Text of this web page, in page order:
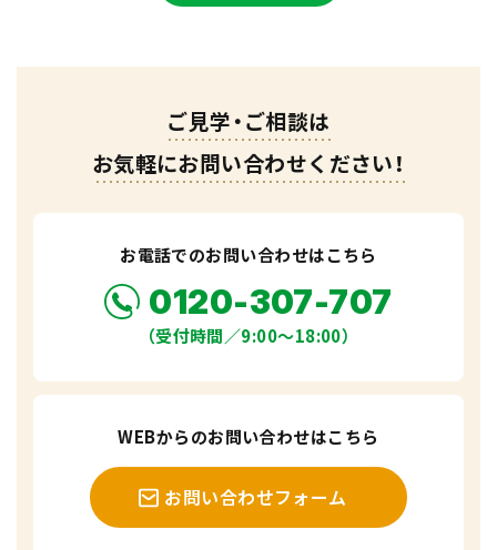
ご見学・ご相談は
お気軽にお問い合わせください！
お電話でのお問い合わせはこちら
0120-307-707
（受付時間／9:00〜18:00）
WEBからのお問い合わせはこちら
お問い合わせフォーム